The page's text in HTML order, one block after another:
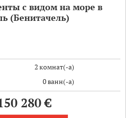
с видом на море в
(Бенитачель)
2 комнат(-а)
0 ванн(-а)
280 €